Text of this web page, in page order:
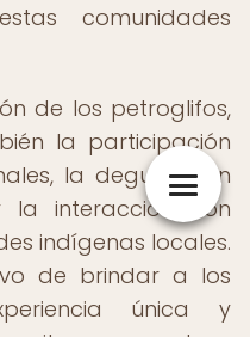
comunidades
de los petroglifos,
la participación
la degustación
la interacción con
indígenas locales.
de brindar a los
única y